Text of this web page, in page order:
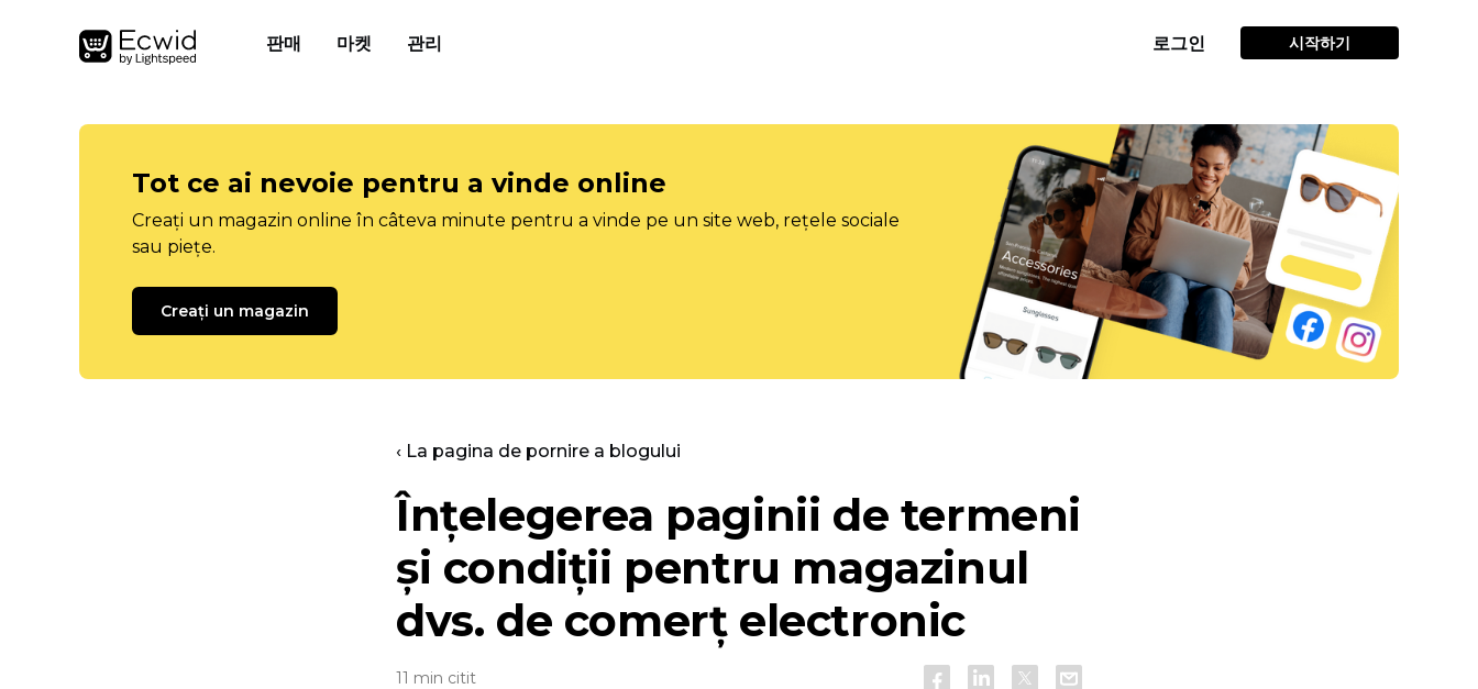
판매 마켓 관리 로그인 시작하기
Tot ce ai nevoie pentru a vinde online
Creați un magazin online în câteva minute pentru a vinde pe un site web, rețele sociale
sau piețe.
Creați un magazin
‹ La pagina de pornire a blogului
Înțelegerea paginii de termeni
și condiții pentru magazinul
dvs. de comerț electronic
11 min citit